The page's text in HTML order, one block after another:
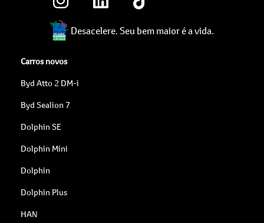
Desacelere. Seu bem maior é a vida.
Carros novos
Byd Atto 2 DM-i
Byd Sealion 7
Dolphin SE
Dolphin Mini
Dolphin
Dolphin Plus
HAN